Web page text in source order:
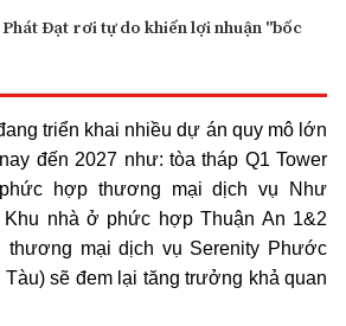
Phát Đạt rơi tự do khiến lợi nhuận "bốc
triển khai nhiều dự án quy mô lớn
đến 2027 như: tòa tháp Q1 Tower
hợp thương mại dịch vụ Như
Khu nhà ở phức hợp Thuận An 1&2
thương mại dịch vụ Serenity Phước
sẽ đem lại tăng trưởng khả quan